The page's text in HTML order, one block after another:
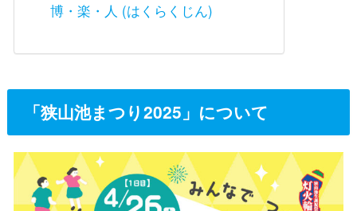
博・楽・人 (はくらくじん)
「狭山池まつり2025」について